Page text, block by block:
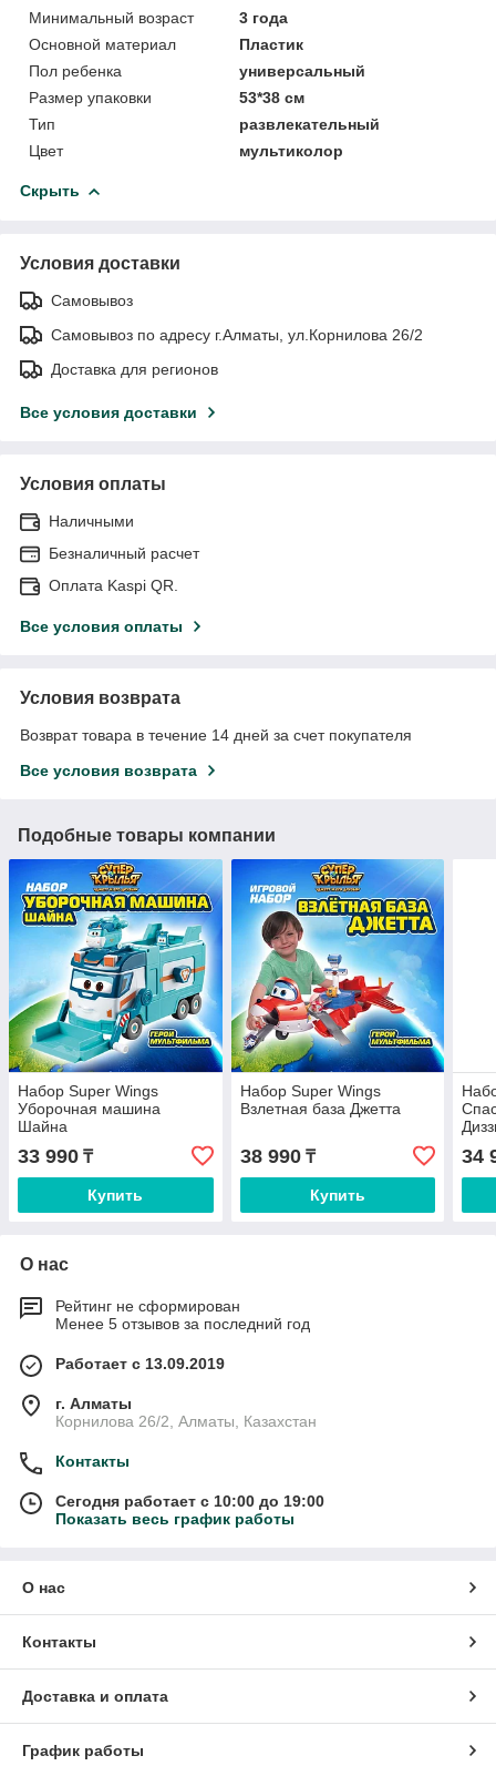
Минимальный возраст
3 года
Основной материал
Пластик
Пол ребенка
универсальный
Размер упаковки
53*38 см
Тип
развлекательный
Цвет
мультиколор
Скрыть
Условия доставки
Самовывоз
Самовывоз по адресу г.Алматы, ул.Корнилова 26/2
Доставка для регионов
Все условия доставки
Условия оплаты
Наличными
Безналичный расчет
Оплата Kaspi QR.
Все условия оплаты
Условия возврата
Возврат товара в течение 14 дней за счет покупателя
Все условия возврата
Подобные товары компании
Набор Super Wings
Уборочная машина
Шайна
33 990 ₸
Купить
Набор Super Wings
Взлетная база Джетта
38 990₸
Купить
34
О нас
Рейтинг не сформирован
Менее 5 отзывов за последний год
Работает с 13.09.2019
г. Алматы
Корнилова 26/2, Алматы, Казахстан
Контакты
Сегодня работает с 10:00 до 19:00
Показать весь график работы
О нас
Контакты
Доставка и оплата
График работы